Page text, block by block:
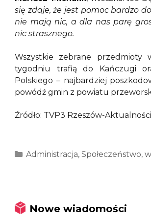
się zdaje, że jest pomoc bardzo
nie mają nic, a dla nas parę
nic strasznego.
Wszystkie zebrane przedmioty
tygodniu trafią do Kańczugi
Polskiego – najbardziej
powódź gmin z powiatu
Źródło: TVP3 Rzeszów-Aktualności
Kategorie
Administracja, Społeczeństwo,
Nowe wiadomości